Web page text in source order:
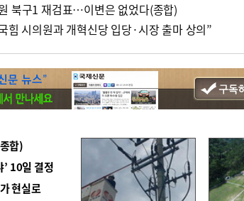
북구1 재검표…이변은 없었다(종합)
힘 시의원과 개혁신당 입당·시장 출마 상의”
합)
10일 결정
현실로